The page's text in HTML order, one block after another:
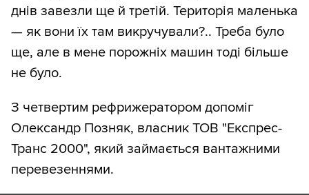
днів завезли ще й третій. Територія маленька
— як вони їх там викручували?.. Треба було
ще, але в мене порожніх машин тоді більше
не було.
З четвертим рефрижератором допоміг
Олександр Позняк, власник ТОВ "Експрес-
Транс 2000", який займається вантажними
перевезеннями.